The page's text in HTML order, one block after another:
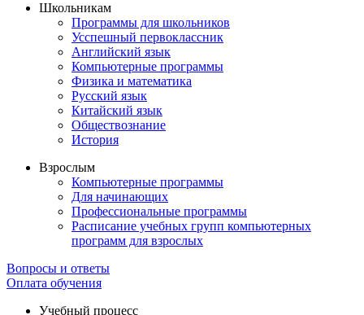
Школьникам
Программы для школьников
Усспешный первоклассник
Английский язык
Компьютерные программы
Физика и математика
Русский язык
Китайский язык
Обществознание
История
Взрослым
Компьютерные программы
Для начинающих
Профессиональные программы
Расписание учебных групп компьютерных
программ для взрослых
Вопросы и ответы
Оплата обучения
Учебный процесс